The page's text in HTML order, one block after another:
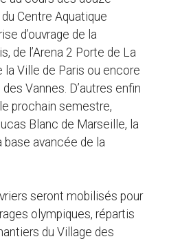
Centre Aquatique
d’ouvrage de la
de l’Arena 2 Porte de La
la Ville de Paris ou encore
Vannes. D’autres enfin
prochain semestre,
Blanc de Marseille, la
avancée de la
seront mobilisés pour
olympiques, répartis
du Village des